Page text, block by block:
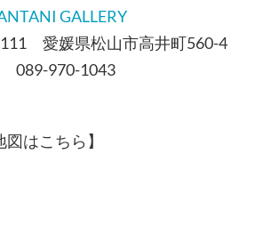
GALLERY
愛媛県松山市高井町560-4
970-1043
図はこちら】